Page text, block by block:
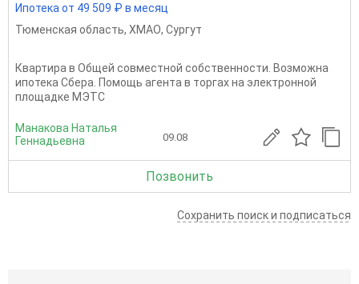
Ипотека от 49 509 ₽ в месяц
Тюменская область, ХМАО, Сургут
Квартира в Общей совместной собственности. Возможна
ипотека Сбера. Помощь агента в торгах на электронной
площадке МЭТС
Манакова Наталья
Геннадьевна
09.08
Позвонить
Сохранить поиск и подписаться